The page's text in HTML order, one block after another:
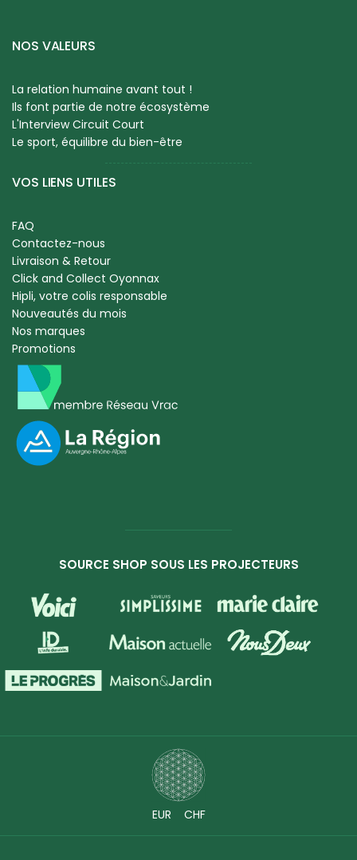
NOS VALEURS
La relation humaine avant tout !
Ils font partie de notre écosystème
L'Interview Circuit Court
Le sport, équilibre du bien-être
VOS LIENS UTILES
FAQ
Contactez-nous
Livraison & Retour
Click and Collect Oyonnax
Hipli, votre colis responsable
Nouveautés du mois
Nos marques
Promotions
SOURCE SHOP SOUS LES PROJECTEURS
EUR CHF